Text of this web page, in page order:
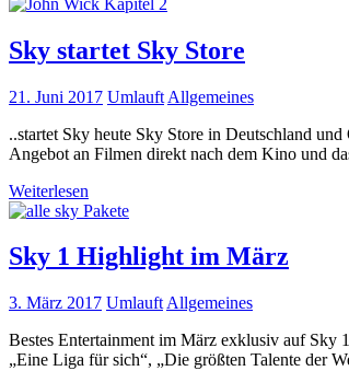
Sky startet Sky Store
21. Juni 2017 Umlauft Allgemeines
..startet Sky heute Sky Store in Deutschland
Angebot an Filmen direkt nach dem Kino und
Weiterlesen
Sky 1 Highlight im März
3. März 2017 Umlauft Allgemeines
Bestes Entertainment im März exklusiv auf Sky
„Eine Liga für sich“, „Die größten Talente der